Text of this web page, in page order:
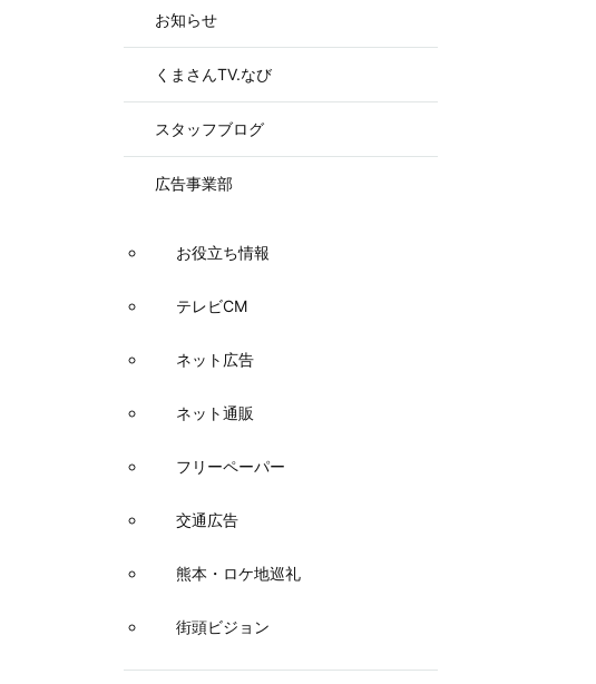
お知らせ
くまさんTV.なび
スタッフブログ
広告事業部
お役立ち情報
テレビCM
ネット広告
ネット通販
フリーペーパー
交通広告
熊本・ロケ地巡礼
街頭ビジョン